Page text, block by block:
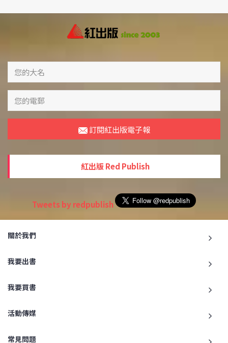
訂閱紅出版電子報
紅出版 Red Publish
Tweets by redpublish
關於我們
我要出書
我要買書
活動傳媒
常見問題